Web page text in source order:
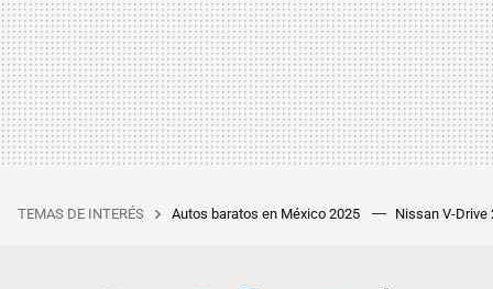
TEMAS DE INTERÉS Autos baratos en México 2025 Nissan V-Drive